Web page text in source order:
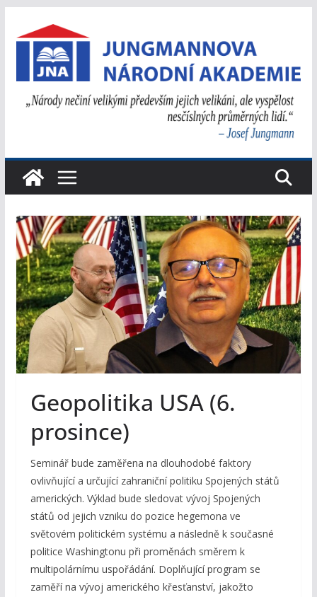
na
obsah
Geopolitika USA (6.
prosince)
Seminář bude zaměřena na dlouhodobé faktory
ovlivňující a určující zahraniční politiku Spojených států
amerických. Výklad bude sledovat vývoj Spojených
států od jejich vzniku do pozice hegemona ve
světovém politickém systému a následně k současné
politice Washingtonu při proměnách směrem k
multipolárnímu uspořádání. Doplňující program se
zaměří na vývoj amerického křesťanství, jakožto